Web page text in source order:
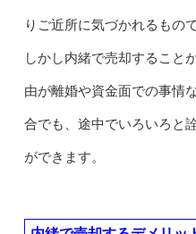
りご近所に気づかれるもので
しかし内緒で売却すること
由が離婚や資金面での事情
合でも、途中でいろいろと
ができます。